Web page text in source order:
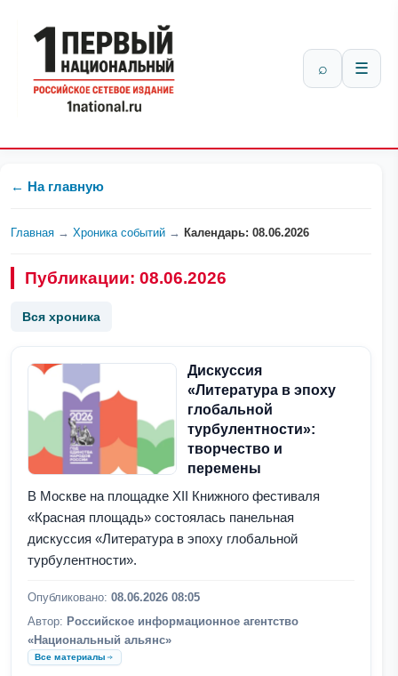
⌕ ☰
← На главную
Главная → Хроника событий → Календарь: 08.06.2026
Публикации: 08.06.2026
Вся хроника
Дискуссия
«Литература в эпоху
глобальной
турбулентности»:
творчество и
перемены
В Москве на площадке XII Книжного фестиваля
«Красная площадь» состоялась панельная
дискуссия «Литература в эпоху глобальной
турбулентности».
Опубликовано: 08.06.2026 08:05
Автор: Российское информационное агентство
«Национальный альянс»
Все материалы